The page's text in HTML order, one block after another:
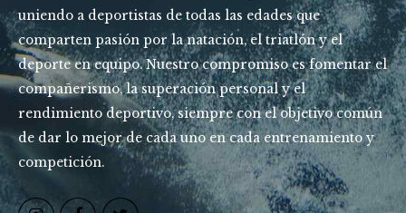
uniendo a deportistas de todas las edades que
comparten pasión por la natación, el triatlón y el
deporte en equipo. Nuestro compromiso es fomentar el
compañerismo, la superación personal y el
rendimiento deportivo, siempre con el objetivo común
de dar lo mejor de cada uno en cada entrenamiento y
competición.